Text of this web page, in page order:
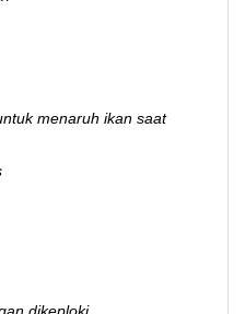
menaruh ikan saat